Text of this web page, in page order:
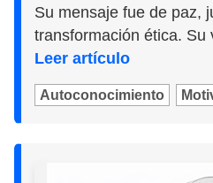
Su mensaje fue de paz,
transformación ética. Su
Leer artículo
Autoconocimiento